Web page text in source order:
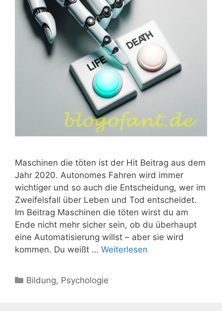
Maschinen die töten ist der Hit Beitrag aus dem
Jahr 2020. Autonomes Fahren wird immer
wichtiger und so auch die Entscheidung, wer im
Zweifelsfall über Leben und Tod entscheidet.
Im Beitrag Maschinen die töten wirst du am
Ende nicht mehr sicher sein, ob du überhaupt
eine Automatisierung willst – aber sie wird
kommen. Du weißt … Weiterlesen
Kategorien
Bildung, Psychologie